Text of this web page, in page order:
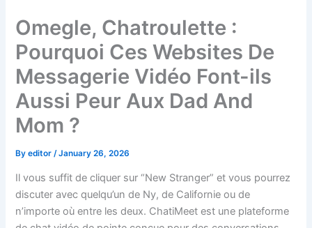
content
Omegle, Chatroulette :
Pourquoi Ces Websites De
Messagerie Vidéo Font-ils
Aussi Peur Aux Dad And
Mom ?
Byeditor/January 26, 2026
Il vous suffit de cliquer sur “New Stranger” et vous pourrez
discuter avec quelqu’un de Ny, de Californie ou de
n’importe où entre les deux. ChatiMeet est une plateforme